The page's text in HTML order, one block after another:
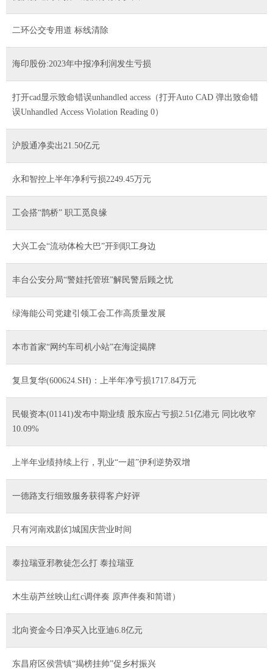
二环公交专用道 标线清除
海印股份:2023年中报净利润发生亏损
打开cad显示致命错误unhandled access（打开Auto CAD 弹出致命错
误Unhandled Access Violation Reading 0）
沪股通净卖出21.50亿元
永和智控上半年净利亏损2249.45万元
工会搭“鹊桥” 职工觅良缘
大兴工会“流动体检大巴”开到职工身边
丰台公安分局“警娃托管班”解民警后顾之忧
绿海能公司党建引领工会工作高质量发展
本市首家“网约车司机小站”在海淀揭牌
复旦复华(600624.SH)：上半年净亏损1717.84万元
民银资本(01141)发布中期业绩 股东应占亏损2.51亿港元 同比收窄
10.09%
上半年业绩持续上行，乳业“一超”伊利逆势双增
一德路支行细致服务获得客户好评
只有河南戏剧幻城国庆营业时间
泰拉瑞亚邪教徒怎么打 泰拉瑞亚
木生葫芦丝映山红c调伴奏 原声伴奏和简谱）
北向资金今日净买入比亚迪6.8亿元
东昌府区侯营镇“揭榜挂帅”促乡村振兴